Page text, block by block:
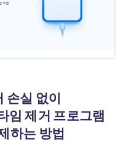
손실 없이
임 제거 프로그램
하는 방법